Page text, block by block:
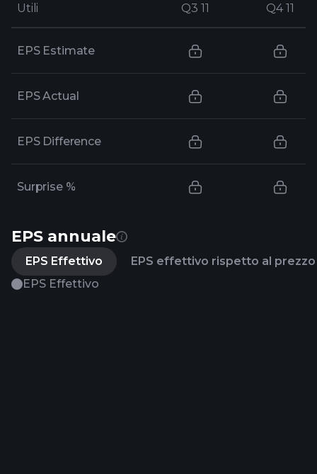
Utili Q3 11 Q4 11
Utili Q3 11 Q4 11
EPS Estimate
EPS Actual
EPS Difference
Surprise %
EPS annuale
EPS Effettivo
EPS effettivo rispetto al
EPS Effettivo